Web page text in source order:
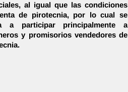
al igual que las condiciones
de pirotecnia, por lo cual se
a participar principalmente a
y promisorios vendedores de